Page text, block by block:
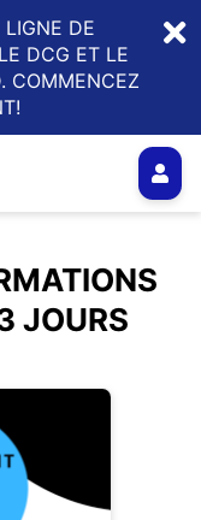
DE
DCG ET LE
COMMENCEZ
JOURS